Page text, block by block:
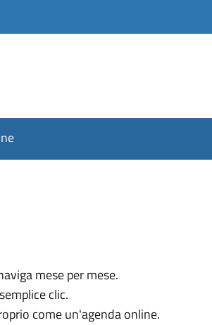
mese per mese.
clic.
come un'agenda online.